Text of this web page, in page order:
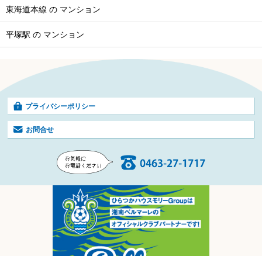
東海道本線 の マンション
平塚駅 の マンション
プライバシーポリシー
お問合せ